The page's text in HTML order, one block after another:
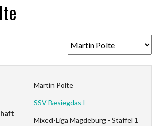
Martin Polte
SSV Besiegdas I
Mixed-Liga Magdeburg - Staffel 1